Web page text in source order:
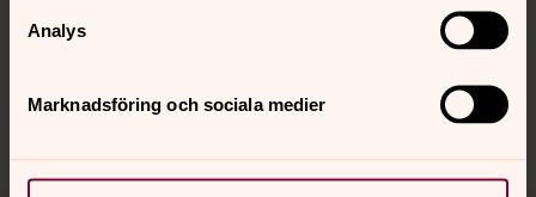
Analys
Marknadsföring och sociala medier